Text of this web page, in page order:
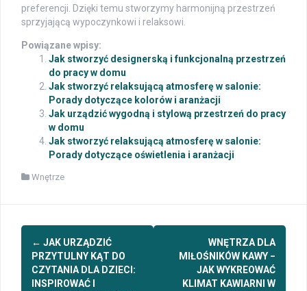
preferencji. Dzięki temu stworzymy harmonijną przestrzeń
sprzyjającą wypoczynkowi i relaksowi.
Powiązane wpisy:
Jak stworzyć designerską i funkcjonalną przestrzeń
do pracy w domu
Jak stworzyć relaksującą atmosferę w salonie:
Porady dotyczące kolorów i aranżacji
Jak urządzić wygodną i stylową przestrzeń do pracy
w domu
Jak stworzyć relaksującą atmosferę w salonie:
Porady dotyczące oświetlenia i aranżacji
Wnętrze
Post
navigation
← JAK URZĄDZIĆ
PRZYTULNY KĄT DO
CZYTANIA DLA DZIECI:
INSPIROWAĆ I
WNĘTRZA DLA
MIŁOŚNIKÓW KAWY −
JAK WYKREOWAĆ
KLIMAT KAWIARNI W